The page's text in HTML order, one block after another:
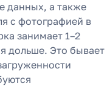
данных, а также
с фотографией в
занимает 1–2
дольше. Это бывает